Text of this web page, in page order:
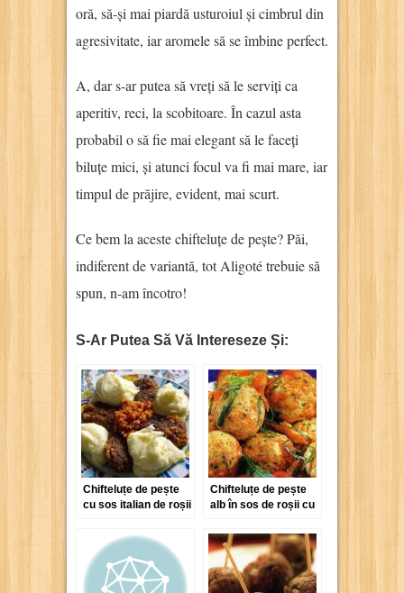
oră, să-și mai piardă usturoiul și cimbrul din
agresivitate, iar aromele să se îmbine perfect.
A, dar s-ar putea să vreți să le serviți ca
aperitiv, reci, la scobitoare. În cazul asta
probabil o să fie mai elegant să le faceți
biluțe mici, și atunci focul va fi mai mare, iar
timpul de prăjire, evident, mai scurt.
Ce bem la aceste chifteluțe de pește? Păi,
indiferent de variantă, tot Aligoté trebuie să
spun, n-am încotro!
S-Ar Putea Să Vă Intereseze Și:
Chifteluțe de pește
cu sos italian de roșii
Chifteluțe de pește
alb în sos de roșii cu